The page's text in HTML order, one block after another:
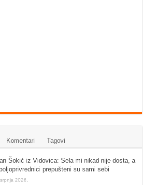
Komentari Tagovi
Šokić iz Vidovica: Sela mi nikad nije dosta, a
prepušteni su sami sebi
2026.